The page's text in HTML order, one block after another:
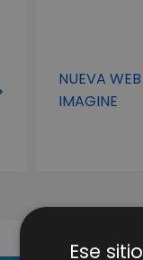
NUEVA
IMAGINE
Ese